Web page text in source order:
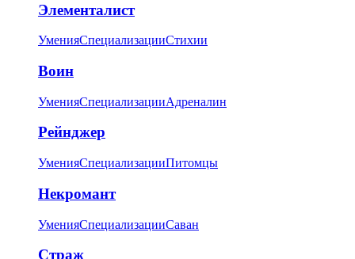
Элементалист
УменияСпециализацииСтихии
Воин
УменияСпециализацииАдреналин
Рейнджер
УменияСпециализацииПитомцы
Некромант
УменияСпециализацииСаван
Страж